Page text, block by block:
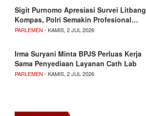
Sigit Purnomo Apresiasi Survei Litbang
Kompas, Polri Semakin Profesional…
PARLEMEN - KAMIS, 2 JUL 2026
Irma Suryani Minta BPJS Perluas Kerja
Sama Penyediaan Layanan Cath Lab
PARLEMEN - KAMIS, 2 JUL 2026